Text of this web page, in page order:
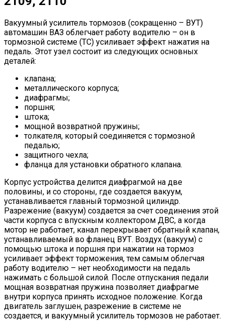
Вакуумный усилитель тормозов (сокращенно – ВУТ)
автомашин ВАЗ облегчает работу водителю – он в
тормозной системе (ТС) усиливает эффект нажатия на
педаль. Этот узел состоит из следующих основных
деталей:
клапана;
металлического корпуса;
диафрагмы;
поршня;
штока;
мощной возвратной пружины;
толкателя, который соединяется с тормозной
педалью;
защитного чехла;
фланца для установки обратного клапана.
Корпус устройства делится диафрагмой на две
половины, и со стороны, где создается вакуум,
устанавливается главный тормозной цилиндр.
Разрежение (вакуум) создается за счет соединения этой
части корпуса с впускным коллектором ДВС, а когда
мотор не работает, канал перекрывает обратный клапан,
устанавливаемый во фланец ВУТ. Воздух (вакуум) с
помощью штока и поршня при нажатии на тормоз
усиливает эффект торможения, тем самым облегчая
работу водителю – нет необходимости на педаль
нажимать с большой силой. После отпускания педали
мощная возвратная пружина позволяет диафрагме
внутри корпуса принять исходное положение. Когда
двигатель заглушен, разрежение в системе не
создается, и вакуумный усилитель тормозов не работает.